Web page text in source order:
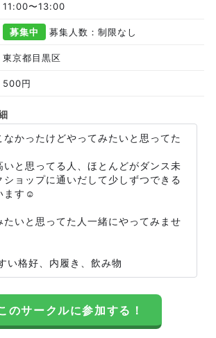
11:00〜13:00
募集中 募集人数：制限なし
東京都目黒区
500円
なかったけどやってみたいと思ってた
いと思ってる人、ほとんどがダンス未
ショップに通いだして少しずつできる
ます☺️
たいと思ってた人一緒にやってみませ
い格好、内履き、飲み物
のサークルに参加する！